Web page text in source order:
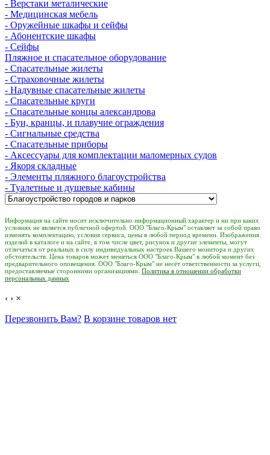
- Верстаки металические
- Медицинская мебель
- Оружейные шкафы и сейфы
- Абонентские шкафы
- Сейфы
Пляжное и спасательное оборудование
- Спасательные жилеты
- Страховочные жилеты
- Надувные спасательные жилеты
- Спасательные круги
- Спасательные концы александрова
- Буи, кранцы, и плавучие ограждения
- Сигнальные средства
- Спасательные приборы
- Аксессуары для комплектации маломерных судов
- Якоря складные
- Элементы пляжного благоустройства
- Туалетные и душевые кабины
Информация на сайте носит исключительно информационный характер и ни при каких
условиях не является публичной офертой. ООО "Благо-Крым" оставляет за собой право
изменять комплектацию, условия сервиса, цены в любой период времени. Изображения
изделий в каталоге и на сайте, в том числе цвет, рисунок и другие элементы, могут
отличаться от реальных в силу индивидуальных настроек Вашего монитора и других
обстоятельств. Цена товаров может меняться ООО "Благо-Крым" в любой момент без
предварительного оповещения. ООО "Благо-Крым" не несёт ответственности за услуги,
предоставляемые сторонними организациями. Политика в отношении обработки
персональных данных
‹ › ×
Перезвонить Вам? В корзине товаров нет